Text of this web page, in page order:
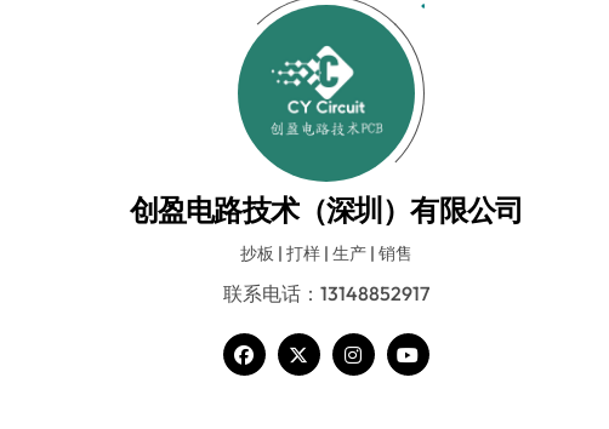
创盈电路技术（深圳）有限公司
抄板 | 打样 | 生产 | 销售
联系电话：13148852917